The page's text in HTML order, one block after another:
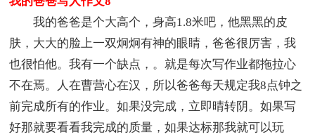
我的爸爸是个大高个，身高1.8米吧，他黑黑的皮
肤，大大的脸上一双炯炯有神的眼睛，爸爸很厉害，我
也很怕他。我有一个缺点，。就是每次写作业都拖拉心
不在焉。人在曹营心在汉，所以爸爸每天规定我8点钟之
前完成所有的作业。如果没完成，立即晴转阴。如果写
好那就要看看我完成的质量，如果达标那我就可以玩